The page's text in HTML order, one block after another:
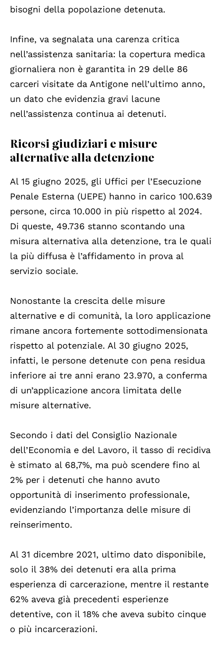
bisogni della popolazione detenuta.
Infine, va segnalata una carenza critica
nell’assistenza sanitaria: la copertura medica
giornaliera non è garantita in 29 delle 86
carceri visitate da Antigone nell’ultimo anno,
un dato che evidenzia gravi lacune
nell’assistenza continua ai detenuti.
Ricorsi giudiziari e misure
alternative alla detenzione
Al 15 giugno 2025, gli Uffici per l’Esecuzione
Penale Esterna (UEPE) hanno in carico 100.639
persone, circa 10.000 in più rispetto al 2024.
Di queste, 49.736 stanno scontando una
misura alternativa alla detenzione, tra le quali
la più diffusa è l’affidamento in prova al
servizio sociale.
Nonostante la crescita delle misure
alternative e di comunità, la loro applicazione
rimane ancora fortemente sottodimensionata
rispetto al potenziale. Al 30 giugno 2025,
infatti, le persone detenute con pena residua
inferiore ai tre anni erano 23.970, a conferma
di un’applicazione ancora limitata delle
misure alternative.
Secondo i dati del Consiglio Nazionale
dell’Economia e del Lavoro, il tasso di recidiva
è stimato al 68,7%, ma può scendere fino al
2% per i detenuti che hanno avuto
opportunità di inserimento professionale,
evidenziando l’importanza delle misure di
reinserimento.
Al 31 dicembre 2021, ultimo dato disponibile,
solo il 38% dei detenuti era alla prima
esperienza di carcerazione, mentre il restante
62% aveva già precedenti esperienze
detentive, con il 18% che aveva subito cinque
o più incarcerazioni.